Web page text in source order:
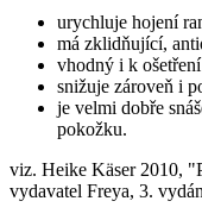
urychluje hojení
má zklidňující,
vhodný i k
snižuje zároveň i
je velmi dobře
pokožku.
viz. Heike Käser 2010,
vydavatel Freya, 3.